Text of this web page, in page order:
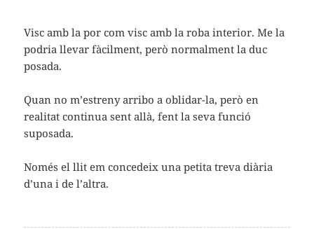
Visc amb la por com visc amb la roba interior. Me la
podria llevar fàcilment, però normalment la duc
posada.
Quan no m’estreny arribo a oblidar-la, però en
realitat continua sent allà, fent la seva funció
suposada.
Només el llit em concedeix una petita treva diària
d’una i de l’altra.